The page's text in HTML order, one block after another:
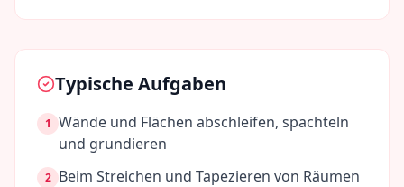
Typische Aufgaben
1 Wände und Flächen abschleifen, spachteln
und grundieren
2 Beim Streichen und Tapezieren von Räumen